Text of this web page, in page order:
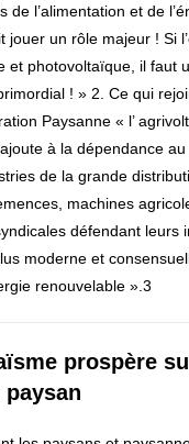
de l’alimentation et de
jouer un rôle majeur ! Si
et photovoltaïque, il faut
! » 2. Ce qui
Paysanne « l’
à la dépendance
de la grande
machines
défendant
moderne et
renouvelable ».3
prospère